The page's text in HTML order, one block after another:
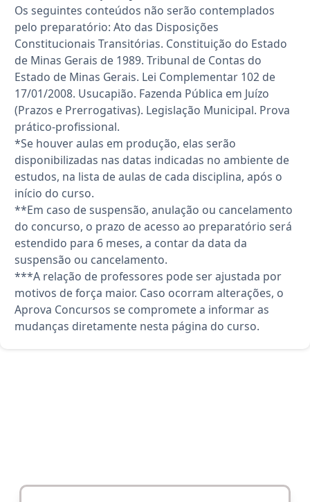
Os seguintes conteúdos não serão contemplados
pelo preparatório: Ato das Disposições
Constitucionais Transitórias. Constituição do Estado
de Minas Gerais de 1989. Tribunal de Contas do
Estado de Minas Gerais. Lei Complementar 102 de
17/01/2008. Usucapião. Fazenda Pública em Juízo
(Prazos e Prerrogativas). Legislação Municipal. Prova
prático-profissional.
*Se houver aulas em produção, elas serão
disponibilizadas nas datas indicadas no ambiente de
estudos, na lista de aulas de cada disciplina, após o
início do curso.
**Em caso de suspensão, anulação ou cancelamento
do concurso, o prazo de acesso ao preparatório será
estendido para 6 meses, a contar da data da
suspensão ou cancelamento.
***A relação de professores pode ser ajustada por
motivos de força maior. Caso ocorram alterações, o
Aprova Concursos se compromete a informar as
mudanças diretamente nesta página do curso.